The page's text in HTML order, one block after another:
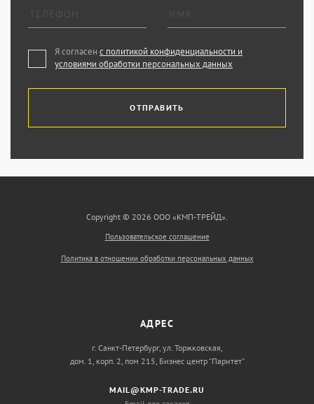
Я согласен с политикой конфиденциальности и
условиями обработки персональных данных
ОТПРАВИТЬ
Copyright © 2026 ООО «КМП-ТРЕЙД».
Пользовательское соглашение
Политика в отношении обработки персональных данных
АДРЕС
г. Санкт-Петербург, ул. Торжковская,
дом. 1, корп. 2, пом 215, Бизнес центр “Паритет”
MAIL@KMP-TRADE.RU